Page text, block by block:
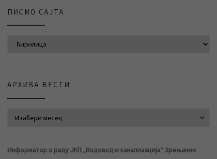
ПИСМО САЈТА
АРХИВА ВЕСТИ
Информатор о раду ЈКП „Водовод и канализација“ Зрењанин